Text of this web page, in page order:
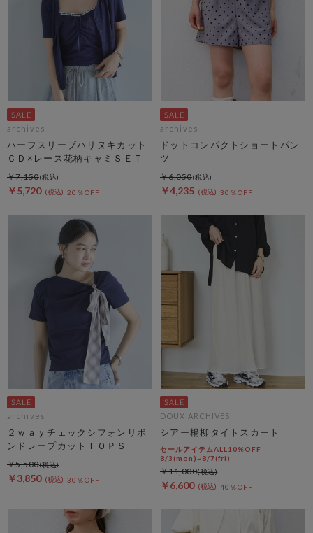
archives
ハーフスリーブハリヌキカット
ＣＤ×レース花柄キャミＳＥＴ
￥5,720 20％OFF
￥7,150
archives
ドットコンパクトショートパン
ツ
￥4,235 30％OFF
￥6,050
archives
２ｗａｙチェックシフォンリボ
ンドレープカットＴＯＰＳ
￥3,850 30％OFF
￥5,500
DOUX ARCHIVES
シアー楊柳タイトスカート
セールアイテムALL10%OFF
8/3(mon)~8/7(fri)
￥6,600 40％OFF
￥11,000